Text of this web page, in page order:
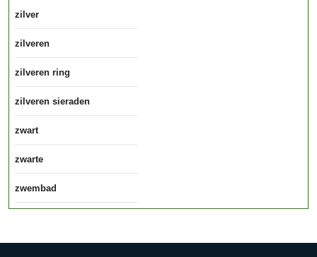
zilver
zilveren
zilveren ring
zilveren sieraden
zwart
zwarte
zwembad